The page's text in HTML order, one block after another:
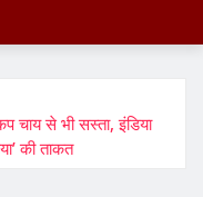
चाय से भी सस्ता, इंडिया
की ताकत